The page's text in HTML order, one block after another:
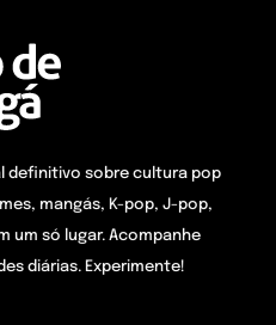
definitivo sobre cultura pop
mangás, K-pop, J-pop,
um só lugar. Acompanhe
diárias. Experimente!